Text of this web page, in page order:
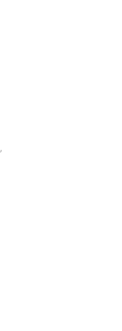
,